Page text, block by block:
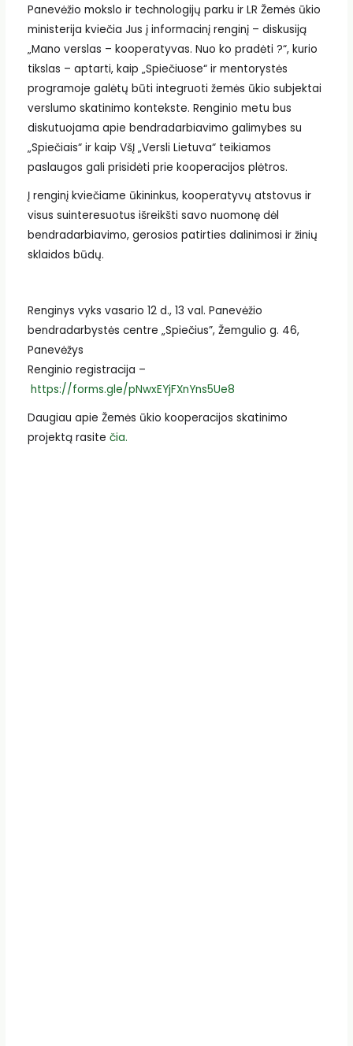
Panevėžio mokslo ir technologijų parku ir LR Žemės ūkio
ministerija kviečia Jus į informacinį renginį – diskusiją
„Mano verslas – kooperatyvas. Nuo ko pradėti ?“, kurio
tikslas – aptarti, kaip „Spiečiuose“ ir mentorystės
programoje galėtų būti integruoti žemės ūkio subjektai
verslumo skatinimo kontekste. Renginio metu bus
diskutuojama apie bendradarbiavimo galimybes su
„Spiečiais“ ir kaip VšĮ „Versli Lietuva“ teikiamos
paslaugos gali prisidėti prie kooperacijos plėtros.
Į renginį kviečiame ūkininkus, kooperatyvų atstovus ir
visus suinteresuotus išreikšti savo nuomonę dėl
bendradarbiavimo, gerosios patirties dalinimosi ir žinių
sklaidos būdų.
Renginys vyks vasario 12 d., 13 val. Panevėžio
bendradarbystės centre „Spiečius”, Žemgulio g. 46,
Panevėžys
Renginio registracija –
https://forms.gle/pNwxEYjFXnYns5Ue8
Daugiau apie Žemės ūkio kooperacijos skatinimo
projektą rasite čia.